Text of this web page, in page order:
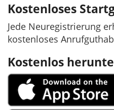
Kostenloses
Jede Neuregistrierung
kostenloses
Kostenlos